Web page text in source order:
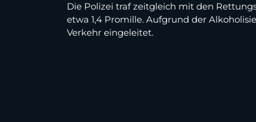
Die Polizei traf zeitgleich mit den
etwa 1,4 Promille. Aufgrund der
Verkehr eingeleitet.